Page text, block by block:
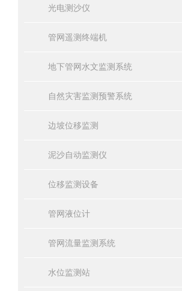
光电测沙仪
管网遥测终端机
地下管网水文监测系统
自然灾害监测预警系统
边坡位移监测
泥沙自动监测仪
位移监测设备
管网液位计
管网流量监测系统
水位监测站